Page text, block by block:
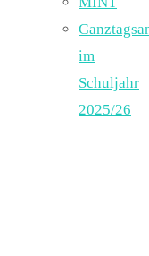
im
Schuljahr
2025/26